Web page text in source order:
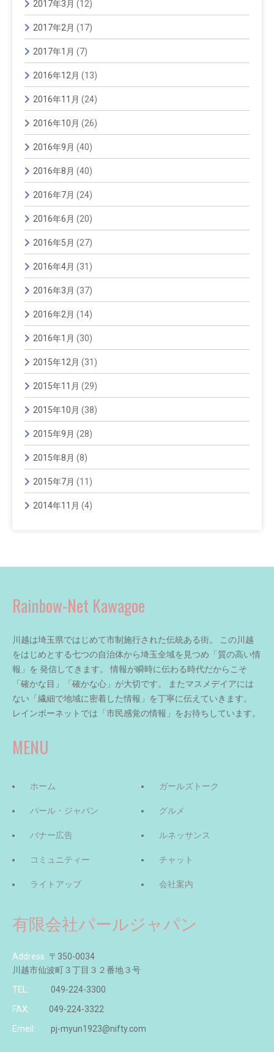
2017年3月 (12)
2017年2月 (17)
2017年1月 (7)
2016年12月 (13)
2016年11月 (24)
2016年10月 (26)
2016年9月 (40)
2016年8月 (40)
2016年7月 (24)
2016年6月 (20)
2016年5月 (27)
2016年4月 (31)
2016年3月 (37)
2016年2月 (14)
2016年1月 (30)
2015年12月 (31)
2015年11月 (29)
2015年10月 (38)
2015年9月 (28)
2015年8月 (8)
2015年7月 (11)
2014年11月 (4)
Rainbow-Net Kawagoe
川越は埼玉県ではじめて市制施行された伝統ある街。 この川越
をはじめとする七つの自治体から埼玉全域を見つめ「質の高い情
報」を 発信してきます。 情報が瞬時に伝わる時代だからこそ
「確かな目」「確かな心」が大切です。 またマスメデイアには
ない「繊細で地域に密着した情報」を丁寧に伝えていきます。
レインボーネットでは「市民感覚の情報」をお待ちしています。
MENU
ホーム
パール・ジャパン
バナー広告
コミュニティー
ライトアップ
ガールズトーク
グルメ
ルネッサンス
チャット
会社案内
有限会社パールジャパン
Address 〒350-0034
川越市仙波町３丁目３２番地３号
TEL:
049-224-3300
FAX:
049-224-3322
Emeil:
pj-myun1923@nifty.com